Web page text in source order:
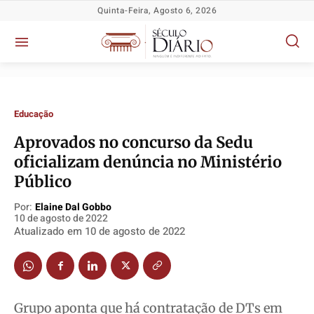
Política
Socioeconômicas
TV Século
Justiça
Educação
Segurança
Política
Socioeconômicas
TV Século
Justiça
Educação
Segurança
Política
Socioeconômicas
TV Século
Justiça
Educação
Segurança
Política
Socioeconômicas
TV Século
Justiça
Educação
Segurança
Quinta-Feira, Agosto 6, 2026
Educação
Aprovados no concurso da Sedu
oficializam denúncia no Ministério
Público
Por: Elaine Dal Gobbo
10 de agosto de 2022
Atualizado em 10 de agosto de 2022
Grupo aponta que há contratação de DTs em